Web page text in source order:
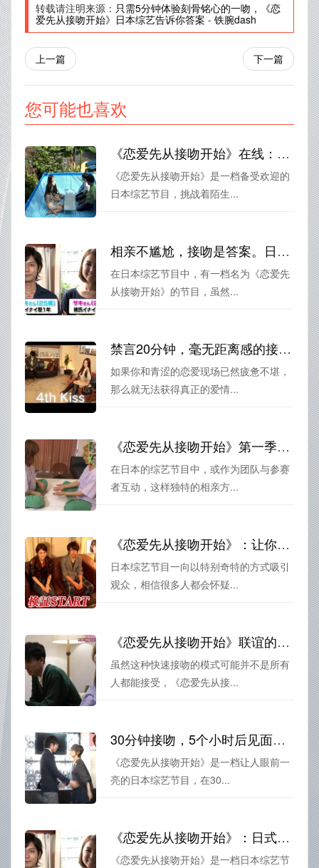
转载请注明来源： 只需5分钟体验刻骨铭心的一吻，《恋
爱先从接吻开始》日本综艺告诉你答案 - 铁腕dash
上一篇 下一篇
您可能也喜欢
《恋爱先从接吻开始》在线：即兴接吻，看哪位男女才是真正的默契
《恋爱先从接吻开始》是一档备受欢迎的
日本综艺节目，挑战着陌生...
相亲不尴尬，接吻是答案。日本综艺《恋爱先从接吻开始》全集
在日本综艺节目中，有一档名为《恋爱先
从接吻开始》的节目，虽然...
禁言20分钟，毫无距离感的接吻相亲，这就是真正的《恋爱先从接吻开始》
如果你和青涩的恋爱现场已然疲惫不堪，
那么就无法获得真正的爱情...
《恋爱先从接吻开始》第一季日本综艺，相亲还能这样玩
在日本的综艺节目中，或作为团队与参赛
者互动，这样独特的相亲方...
《恋爱先从接吻开始》：让你领略日本恋爱相亲的神奇魅力
日本综艺节目一向以特别奇特的方式吸引
观众，相信很多人都会怀疑...
《恋爱先从接吻开始》联谊的05：快速接吻，让恋爱元素直达灵魂深处
虽然这种快速接吻的模式可能并不是所有
人都能接受，《恋爱先从接...
30分钟接吻，5个小时后见面？这就是恋爱先从接吻开始
《恋爱先从接吻开始》是一档让人眼前一
亮的日本综艺节目，在30...
《恋爱先从接吻开始》：日式爱情相亲，接吻让你看透对方内心
《恋爱先从接吻开始》是一档日本综艺节